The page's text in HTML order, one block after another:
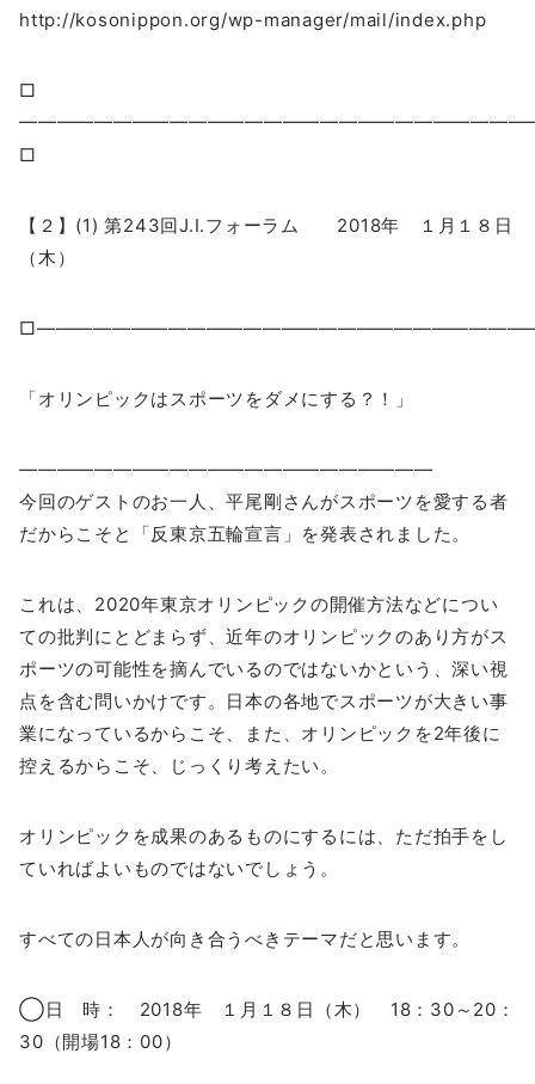
http://kosonippon.org/wp-manager/mail/index.php
□
□
【２】(1) 第243回J.I.フォーラム 2018年 １月１８日
（木）
「オリンピックはスポーツをダメにする？！」
——————————————————————
今回のゲストのお一人、平尾剛さんがスポーツを愛する者
だからこそと「反東京五輪宣言」を発表されました。
これは、2020年東京オリンピックの開催方法などについ
ての批判にとどまらず、近年のオリンピックのあり方がス
ポーツの可能性を摘んでいるのではないかという、深い視
点を含む問いかけです。日本の各地でスポーツが大きい事
業になっているからこそ、また、オリンピックを2年後に
控えるからこそ、じっくり考えたい。
オリンピックを成果のあるものにするには、ただ拍手をし
ていればよいものではないでしょう。
すべての日本人が向き合うべきテーマだと思います。
◯日 時： 2018年 １月１８日（木） 18：30～20：
30（開場18：00）